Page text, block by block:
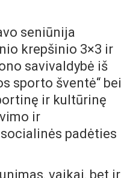
seniūnija
krepšinio 3×3 ir
savivaldybė iš
sporto šventė“ bei
ir kultūrinę
ir
padėties
vaikai, bet ir